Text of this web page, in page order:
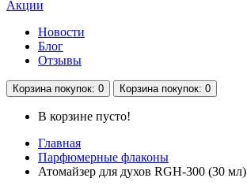
Акции
Новости
Блог
Отзывы
Корзина покупок: 0 Корзина покупок: 0
В корзине пусто!
Главная
Парфюмерные флаконы
Атомайзер для духов RGH-300 (30 мл)